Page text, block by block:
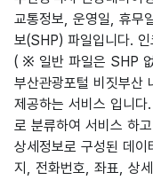
교통정보, 운영일, 휴무
보(SHP) 파일입니다.
( ※ 일반 파일은 SHP
부산관광포털 비짓부산
제공하는 서비스 입니
로 분류하여 서비스 하
상세정보로 구성된 데이
지, 전화번호, 좌표, 상